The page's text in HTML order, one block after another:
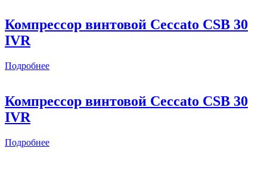
Компрессор винтовой Ceccato CSB 30
IVR
Подробнее
Компрессор винтовой Ceccato CSB 30
IVR
Подробнее